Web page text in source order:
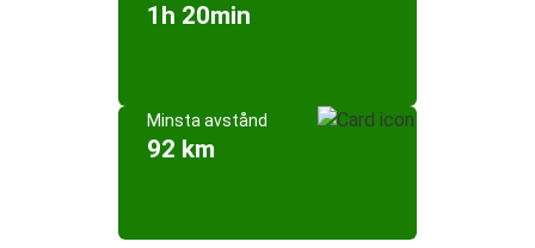
1h 20min
Minsta avstånd
92 km